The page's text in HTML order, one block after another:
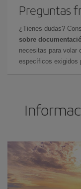
Preguntas
¿Tienes dudas?
sobre
necesitas para volar
específicos exigidos